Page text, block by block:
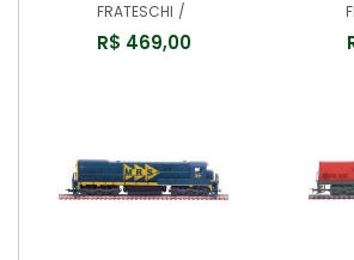
FRATESCHI /
R$ 469,00